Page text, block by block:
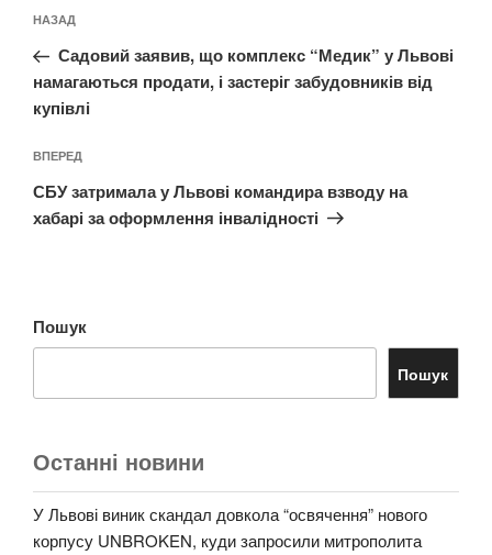
записів
Попередній
запис:
НАЗАД
Садовий заявив, що комплекс “Медик” у Львові
намагаються продати, і застеріг забудовників від
купівлі
Наступний
запис
ВПЕРЕД
СБУ затримала у Львові командира взводу на
хабарі за оформлення інвалідності
Пошук
Пошук
Останні новини
У Львові виник скандал довкола “освячення” нового
корпусу UNBROKEN, куди запросили митрополита